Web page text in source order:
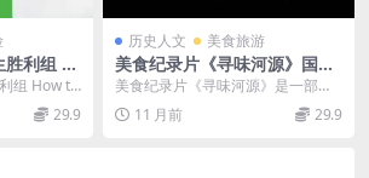
胜利组 H
20
字幕 无
9.71G
组 How to
29.9
历史人文 美食旅游
美食纪录片《寻味河源》国语
中字 1080P/MKV/0.97G 纪录
片寻味河源下载
美食纪录片《寻味河源》是一部以
河源美食为主题的纪录片，它通过
讲述河源地区的特色美...
11 月前 29.9